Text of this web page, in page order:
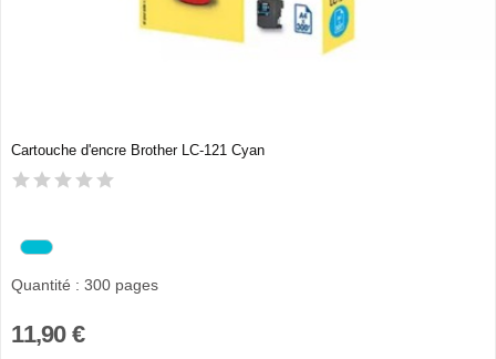
Cartouche d'encre Brother LC-121 Cyan
Quantité : 300 pages
11,90 €